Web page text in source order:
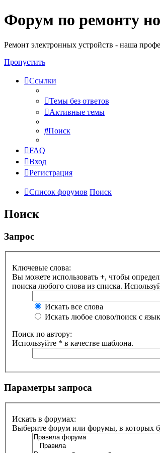
Регистрация
Форум по ремонту
Ремонт электронных устройств - наша
Пропустить
Ссылки
Темы без ответов
Активные темы
Поиск
FAQ
Вход
Регистрация
Список форумов Поиск
Поиск
Запрос
Ключевые слова:
Вы можете использовать +, чтобы
поиска любого слова из списка.
Искать все слова
Искать любое слово/поиск с
Поиск по автору:
Используйте * в качестве шаблона.
Параметры запроса
Искать в форумах:
Выберите форум или форумы, в которых